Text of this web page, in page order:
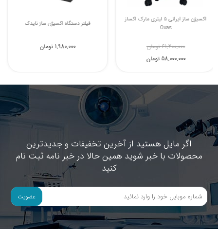
فیلتر دستگاه اکسیژن ساز نایدک
1,980,000 تومان
اکسیژن ساز ایرانی 5 لیتری مارک اکساز
Oxas
61,200,000 تومان
58,000,000 تومان
اگر مایل هستید از آخرین تخفیفات و جدیدترین
محصولات با خبر شوید همین حالا در خبر نامه ثبت نام
کنید
عضویت